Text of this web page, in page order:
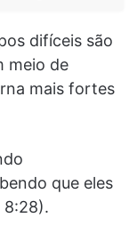
difíceis são
meio de
mais fortes
que eles
8:28).